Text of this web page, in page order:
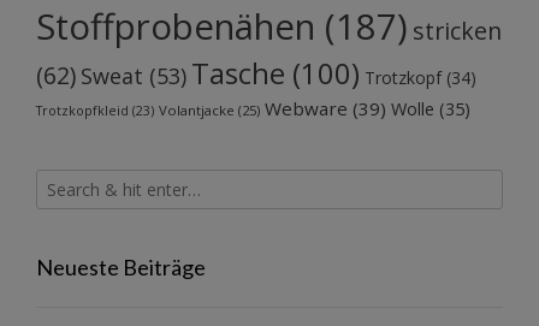
Stoffprobenähen (187) stricken
(62) Sweat (53) Tasche (100) Trotzkopf(34)
Trotzkopfkleid (23) Volantjacke (25) Webware (39) Wolle (35)
Neueste Beiträge